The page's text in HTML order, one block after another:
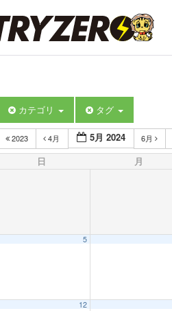
カテゴリ タグ
2023 4月 5月 2024 6月
日 月
5
12